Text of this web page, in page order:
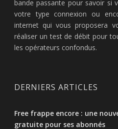
bande passante pour savoir si
votre type connexion ou
internet qui vous proposera
réaliser un test de débit pour
les opérateurs confondus.
DERNIERS ARTICLES
Free frappe encore : une
gratuite pour ses abonnés